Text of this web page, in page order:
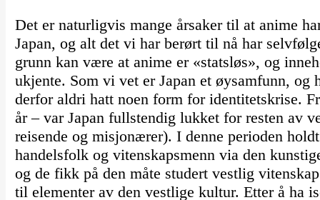
Det er naturligvis mange årsaker til at anime
Japan, og alt det vi har berørt til nå har
grunn kan være at anime er «statsløs», og
ukjente. Som vi vet er Japan et øysamfunn,
derfor aldri hatt noen form for identitetskrise.
år – var Japan fullstendig lukket for resten av
reisende og misjonærer). I denne perioden
handelsfolk og vitenskapsmenn via den
og de fikk på den måte studert vestlig
til elementer av den vestlige kultur. Etter å ha